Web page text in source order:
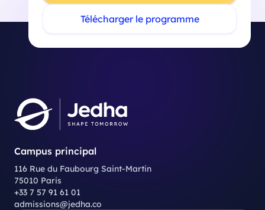
Télécharger le programme
Campus principal
116 Rue du Faubourg Saint-Martin
75010 Paris
+33 7 57 91 61 01
admissions@jedha.co